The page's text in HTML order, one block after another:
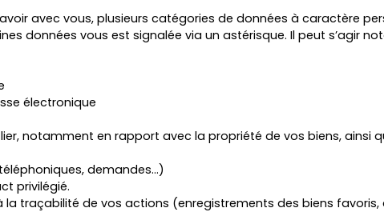
avec vous, plusieurs catégories de données à caractère
données vous est signalée via un astérisque. Il peut s’agir
électronique
notamment en rapport avec la propriété de vos biens, ainsi
demandes…)
privilégié.
traçabilité de vos actions (enregistrements des biens favoris,